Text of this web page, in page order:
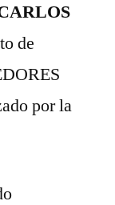
de
por la